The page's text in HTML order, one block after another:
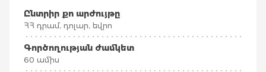
Ընտրիր քո արժույթը
ՀՀ դրամ, դոլար, եվրո
Գործողության ժամկետ
60 ամիս